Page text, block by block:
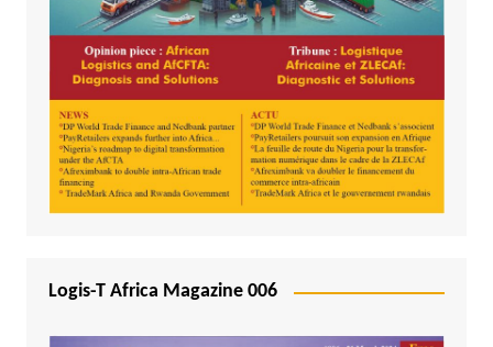
Logis-T Africa Magazine 006